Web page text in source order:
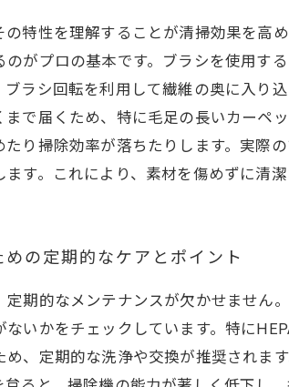
特性を理解することが清掃効果を高
がプロの基本です。ブラシを使用す
ラシ回転を利用して繊維の奥に入り
で届くため、特に毛足の長いカーペ
り掃除効率が落ちたりします。実際
す。これにより、素材を傷めずに清
の定期的なケアとポイント
期的なメンテナンスが欠かせません
いかをチェックしています。特に
、定期的な洗浄や交換が推奨されま